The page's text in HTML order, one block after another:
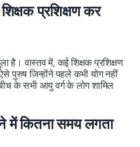
प्रशिक्षण कर
है। वास्तव में, कई शिक्षक प्रशिक्षण
पुरुष जिन्होंने पहले कभी योग नहीं
के सभी आयु वर्ग के लोग शामिल
में कितना समय लगता